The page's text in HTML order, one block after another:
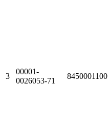
3
00001-
0026053-71
8450001100